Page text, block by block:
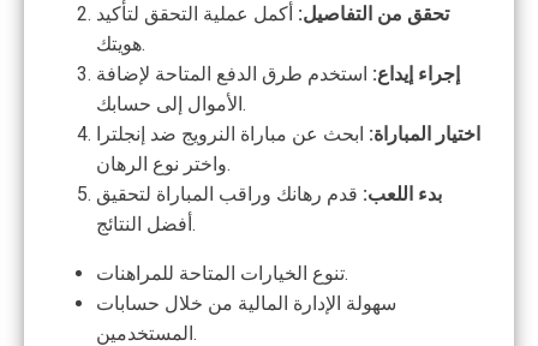
تحقق من التفاصيل: أكمل عملية التحقق لتأكيد
هويتك.
إجراء إيداع: استخدم طرق الدفع المتاحة لإضافة
الأموال إلى حسابك.
اختيار المباراة: ابحث عن مباراة النرويج ضد إنجلترا
واختر نوع الرهان.
بدء اللعب: قدم رهانك وراقب المباراة لتحقيق
أفضل النتائج.
تنوع الخيارات المتاحة للمراهنات.
سهولة الإدارة المالية من خلال حسابات
المستخدمين.